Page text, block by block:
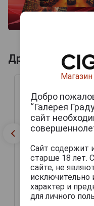
Другие продукты
Perdomo Craft
Stout Maduro
1 010 руб.
Магазин
Добро
“Галерея
сайт
Сайт содержит
старше 18 лет.
сайте, не
характер и
для личного